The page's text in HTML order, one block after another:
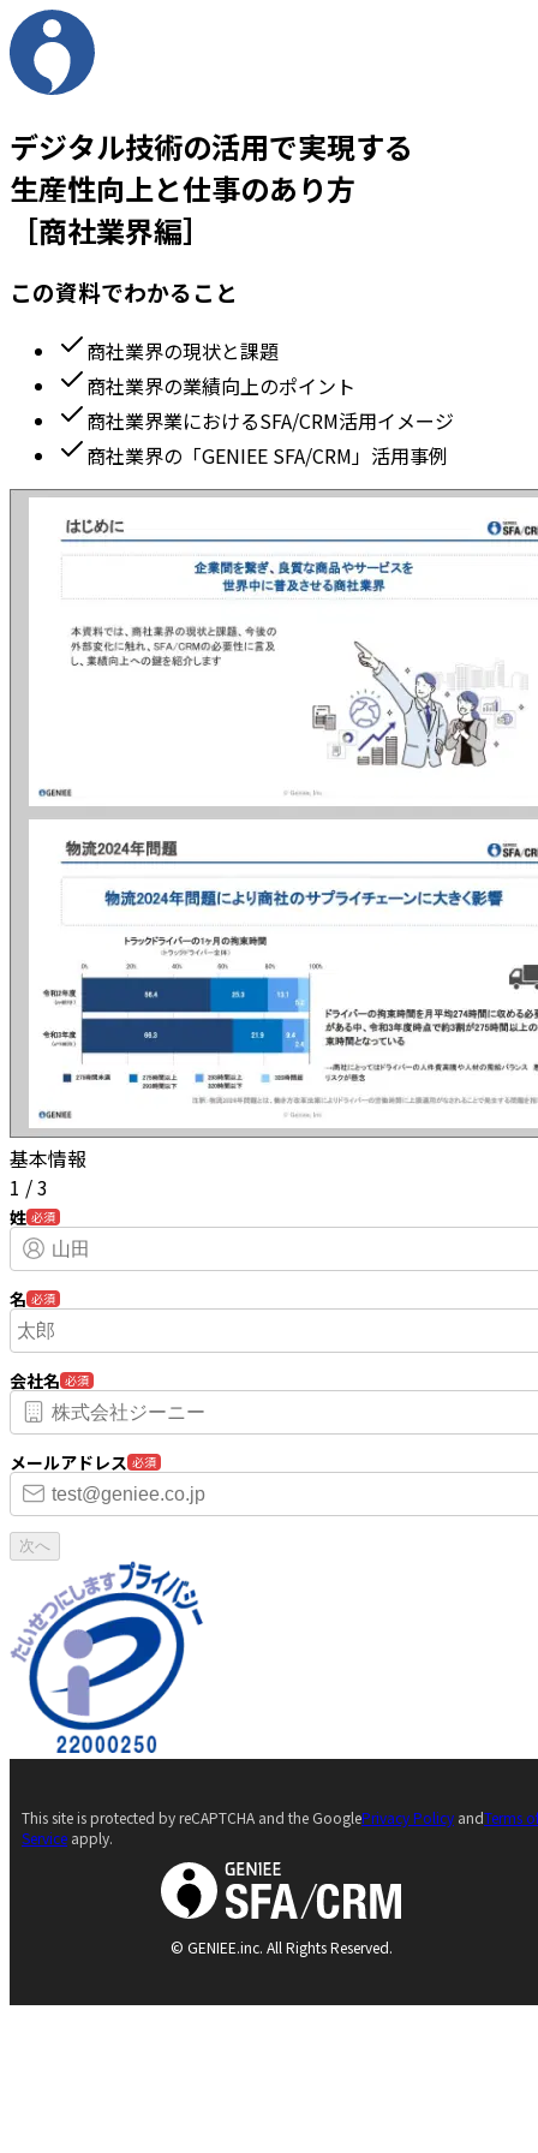
デジタル技術の活用で実現する
生産性向上と仕事のあり方
［商社業界編］
この資料でわかること
商社業界の現状と課題
商社業界の業績向上のポイント
商社業界業におけるSFA/CRM活用イメージ
商社業界の「GENIEE SFA/CRM」活用事例
基本情報
1 /3
姓 必須
名 必須
会社名 必須
メールアドレス 必須
次へ
© GENIEE.inc. All Rights Reserved.
This site is protected by reCAPTCHA and the GooglePrivacy Policy andTerms
Service apply.